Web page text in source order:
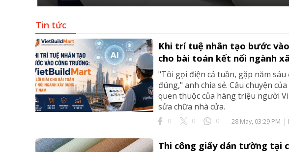
Nghệ 24hTin tức
Khi trí tuệ nhân tạo bước
cho bài toán kết nối ngành
"Tôi gọi điện cả tuần, gặp năm
đúng," anh chia sẻ. Câu chuyện
quen thuộc của hàng triệu người
sửa chữa nhà cửa.
0 0 0 28 May, 03:29 PM
Thi công giấy dán tường tại